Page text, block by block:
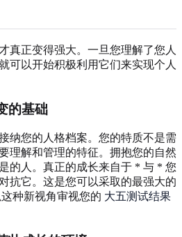
真正变得强大。一旦您理解了您人
可以开始积极利用它们来实现个人
的基础
纳您的人格档案。您的特质不是需
理解和管理的特征。拥抱您的自然
的人。真正的成长来自于 * 与 * 您
抗它。这是您可以采取的最强大的
种新视角审视您的 大五测试结果